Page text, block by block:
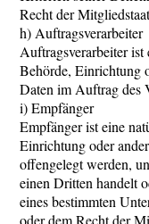
Recht der
h) Auftragsverarbeiter
Auftragsverarbeiter ist
Behörde, Einrichtung
Daten im Auftrag des
i) Empfänger
Empfänger ist eine
Einrichtung oder
offengelegt werden,
einen Dritten handelt
eines bestimmten
oder dem Recht der